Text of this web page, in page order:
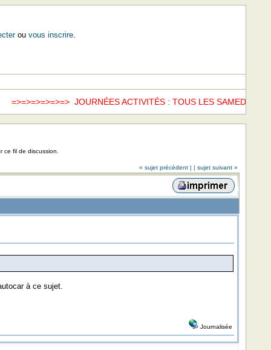
ou vous inscrire.
JOURNÉES ACTIVITÉS : TOUS LES SAMEDIS =>=>
ce fil de discussion.
« sujet précédent | | sujet suivant »
à ce sujet.
Journalisée